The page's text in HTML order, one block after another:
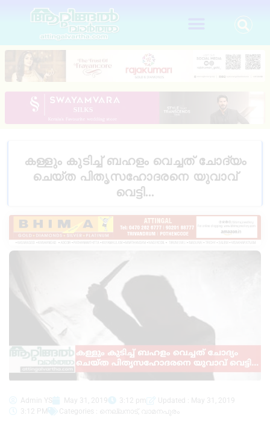
കള്ളും കുടിച്ച് ബഹളം വെച്ചത് ചോദ്യം
ചെയ്ത പിതൃസഹോദരനെ യുവാവ്
വെട്ടി…
Admin YS May 31, 2019 3:12 pm
Updated : May 31, 2019
3:12 PM
Categories : നെല്ലനാട് വാമനപുരം